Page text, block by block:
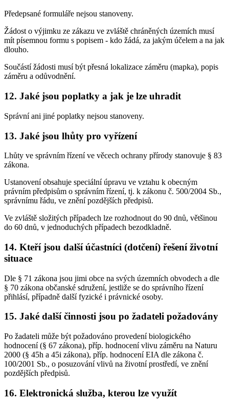
Předepsané formuláře nejsou stanoveny.
Žádost o výjimku ze zákazu ve zvláště chráněných územích musí
mít písemnou formu s popisem - kdo žádá, za jakým účelem a na jak
dlouho.
Součástí žádosti musí být přesná lokalizace záměru (mapka), popis
záměru a odůvodnění.
12. Jaké jsou poplatky a jak je lze uhradit
Správní ani jiné poplatky nejsou stanoveny.
13. Jaké jsou lhůty pro vyřízení
Lhůty ve správním řízení ve věcech ochrany přírody stanovuje § 83
zákona.
Ustanovení obsahuje speciální úpravu ve vztahu k obecným
právním předpisům o správním řízení, tj. k zákonu č. 500/2004 Sb.,
správnímu řádu, ve znění pozdějších předpisů.
Ve zvláště složitých případech lze rozhodnout do 90 dnů, většinou
do 60 dnů, v jednoduchých případech bezodkladně.
14. Kteří jsou další účastníci (dotčení) řešení životní
situace
Dle § 71 zákona jsou jimi obce na svých územních obvodech a dle
§ 70 zákona občanské sdružení, jestliže se do správního řízení
přihlásí, případně další fyzické i právnické osoby.
15. Jaké další činnosti jsou po žadateli požadovány
Po žadateli může být požadováno provedení biologického
hodnocení (§ 67 zákona), příp. hodnocení vlivu záměru na Naturu
2000 (§ 45h a 45i zákona), příp. hodnocení EIA dle zákona č.
100/2001 Sb., o posuzování vlivů na životní prostředí, ve znění
pozdějších předpisů.
16. Elektronická služba, kterou lze využít